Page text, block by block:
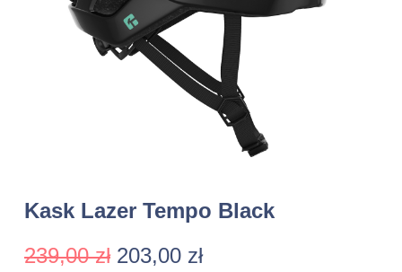
Kask Lazer Tempo Black
239,00zł 203,00 zł